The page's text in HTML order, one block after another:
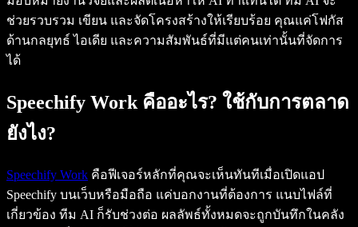
ช่วยรวบรวม เขียน และจัดโครงสร้างให้เรียบร้อย คุณแค่โฟกัส
ด้านกลยุทธ์ ไอเดีย และความสัมพันธ์ที่มีแต่คนเท่านั้นที่จัดการ
ได้
Speechify Work คืออะไร? ใช้กับการตลาด
ยังไง?
Speechify Work คือฟีเจอร์หลักที่คุณจะเห็นทันทีเมื่อเปิดแอป
Speechify บนเว็บหรือมือถือ แค่บอกงานที่ต้องการ แนบไฟล์ที่
เกี่ยวข้อง ทีม AI ก็รับช่วงต่อ ผลลัพธ์ทั้งหมดจะถูกบันทึกในคลัง